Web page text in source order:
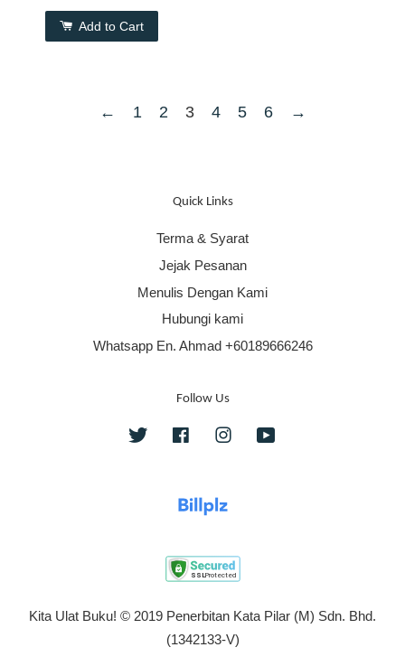
Add to Cart
← 1 2 3 4 5 6 →
Quick Links
Terma & Syarat
Jejak Pesanan
Menulis Dengan Kami
Hubungi kami
Whatsapp En. Ahmad +60189666246
Follow Us
Twitter FacebookInstagram
Kita Ulat Buku! © 2019 Penerbitan Kata Pilar (M) Sdn. Bhd.
(1342133-V)